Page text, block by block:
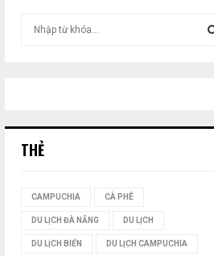
THẺ
CAMPUCHIA CÀ PHÊ
DU LỊCH ĐÀ NẴNG DU LỊCH
DU LỊCH BIỂN DU LỊCH CAMPUCHIA